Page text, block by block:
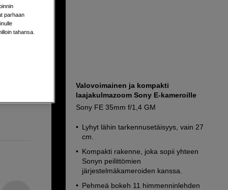
Valovoimainen ja kompakti
laajakulmazoom Sony E-kameroille
Sony FE 35mm f/1,4 GM
Lyhyt lähin tarkennusetäisyys, vain 27
cm.
Kompakti rakenne, joka sopii yhteen
Sonyn peilittömien
järjestelmäkameroiden kanssa.
Pehmeä bokeh 11 himmenninlehden
parhaan
tahansa.